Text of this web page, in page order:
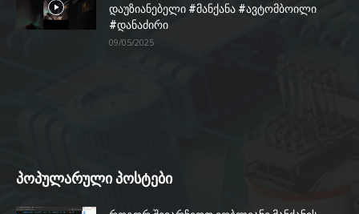
დაუზიანებელი #მანქანა #ავტომბოილი
#დანაძირი
09/05/2025
პოპულარული პოსტები